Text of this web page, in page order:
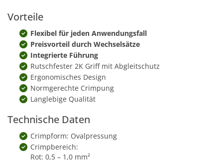
Vorteile
Flexibel für jeden Anwendungsfall
Preisvorteil durch Wechselsätze
Integrierte Führung
Rutschfester 2K Griff mit Abgleitschutz
Ergonomisches Design
Normgerechte Crimpung
Langlebige Qualität
Technische Daten
Crimpform: Ovalpressung
Crimpbereich:
Rot: 0,5 – 1,0 mm²